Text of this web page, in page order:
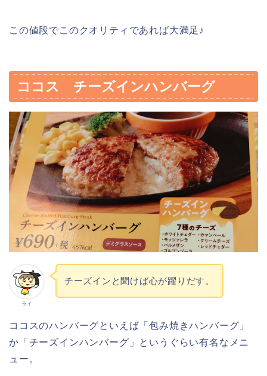
この値段でこのクオリティであれば大満足♪
ココス チーズインハンバーグ
ライ
チーズインと聞けば心が躍りだす。
ココスのハンバーグといえば「包み焼きハンバーグ」
か「チーズインハンバーグ」というぐらい有名なメニ
ュー。